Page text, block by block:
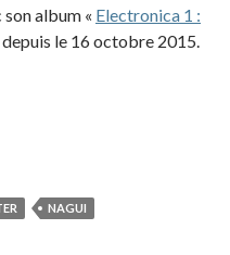
album « Electronica 1 :
depuis le 16 octobre 2015.
NAGUI